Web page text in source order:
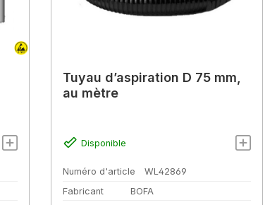
Tuyau d’aspiration D 75 mm,
au mètre
Disponible
Numéro d'article
WL42869
Fabricant
BOFA